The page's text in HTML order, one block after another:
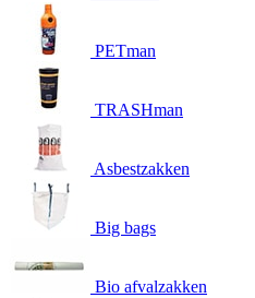
PETman
TRASHman
Asbestzakken
Big bags
Bio afvalzakken